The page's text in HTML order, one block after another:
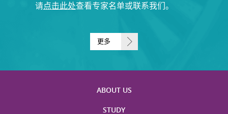
请点击此处查看专家名单或联系我们。
更多
ABOUT US
STUDY